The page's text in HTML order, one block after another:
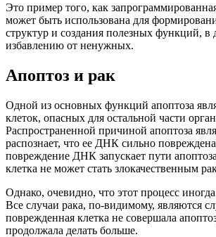
Это пример того, как
может быть использована для
структур и создания полезных функций, в
избавлению от ненужных.
Апоптоз и рак
Одной из основных функций апоптоза
клеток, опасных для остальной части
Распространенной причиной апоптоза
распознает, что ее ДНК сильно
повреждение ДНК запускает пути
клетка не может стать злокачественным
Однако, очевидно, что этот процесс иногда
Все случаи рака, по-видимому, являются
поврежденная клетка не совершала
продолжала делать больше.